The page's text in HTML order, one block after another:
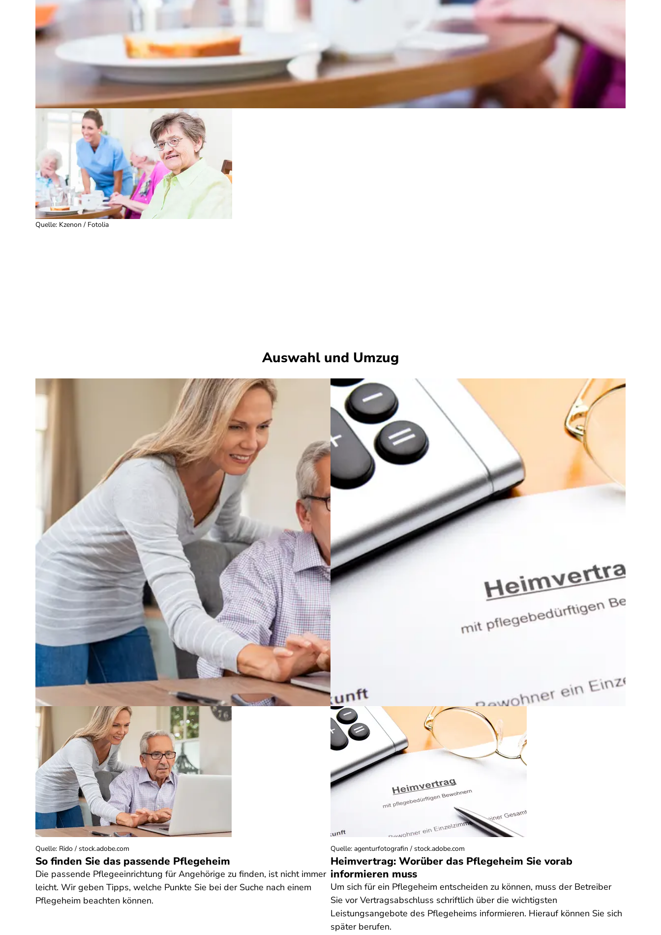
Quelle: Kzenon / Fotolia
Auswahl und Umzug
So finden Sie das passende Pflegeheim
Die passende Pflegeeinrichtung für Angehörige zu finden, ist nicht immer
leicht. Wir geben Tipps, welche Punkte Sie bei der Suche nach einem
Pflegeheim beachten können.
Quelle: Rido / stock.adobe.com
Heimvertrag: Worüber das Pflegeheim Sie vorab
informieren muss
Um sich für ein Pflegeheim entscheiden zu können, muss der Betreiber
Sie vor Vertragsabschluss schriftlich über die wichtigsten
Leistungsangebote des Pflegeheims informieren. Hierauf können Sie sich
später berufen.
Quelle: agenturfotografin / stock.adobe.com